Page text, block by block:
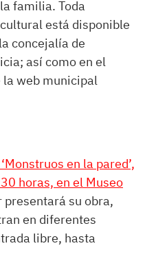
familia. Toda
está disponible
concejalía de
así como en el
la web municipal
en la pared’,
horas, en el Museo
presentará su obra,
en diferentes
libre, hasta